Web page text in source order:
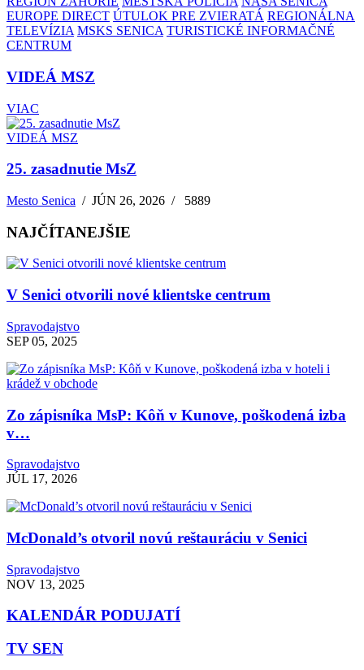
EUROPE DIRECT ÚTULOK PRE ZVIERATÁ REGIONÁLNA
TELEVÍZIA MSKS SENICA TURISTICKÉ INFORMAČNÉ
CENTRUM
VIDEÁ MSZ
VIAC
VIDEÁ MSZ
25. zasadnutie MsZ
Mesto Senica /JÚN 26, 2026 / 5889
NAJČÍTANEJŠIE
V Senici otvorili nové klientske centrum
Spravodajstvo
SEP 05, 2025
Zo zápisníka MsP: Kôň v Kunove, poškodená izba
v…
Spravodajstvo
JÚL 17, 2026
McDonald’s otvoril novú reštauráciu v Senici
Spravodajstvo
NOV 13, 2025
KALENDÁR PODUJATÍ
TV SEN